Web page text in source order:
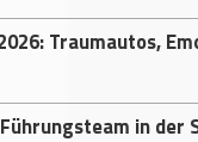
Traumautos,
in der